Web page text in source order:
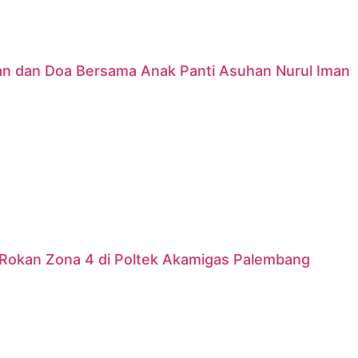
dan Doa Bersama Anak Panti Asuhan Nurul Iman
Zona 4 di Poltek Akamigas Palembang